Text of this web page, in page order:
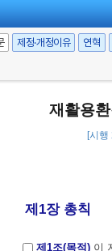
지침
7. 27., 일부개정]
제정·개정이유 연혁
재활용
[시
제1장 총칙
제1조(목적) 이